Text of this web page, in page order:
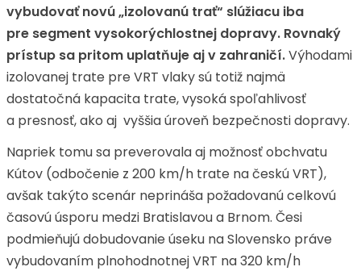
vybudovať novú „izolovanú trať“ slúžiacu iba
pre segment vysokorýchlostnej dopravy. Rovnaký
prístup sa pritom uplatňuje aj v zahraničí.Výhodami
izolovanej trate pre VRT vlaky sú totiž najmä
dostatočná kapacita trate, vysoká spoľahlivosť
a presnosť, ako aj vyššia úroveň bezpečnosti dopravy.
Napriek tomu sa preverovala aj možnosť obchvatu
Kútov (odbočenie z 200 km/h trate na českú VRT),
avšak takýto scenár neprináša požadovanú celkovú
časovú úsporu medzi Bratislavou a Brnom. Česi
podmieňujú dobudovanie úseku na Slovensko práve
vybudovaním plnohodnotnej VRT na 320 km/h